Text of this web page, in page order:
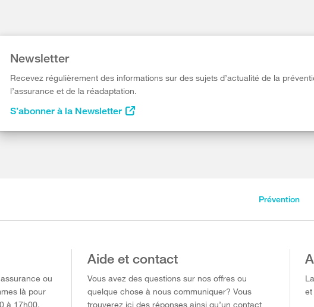
Newsletter
Recevez régulièrement des informations sur des sujets d’actualité de la
l’assurance et de la réadaptation.
S’abonner à la Newsletter
Prévention
ou
là pour
à 17h00.
Aide et contact
Vous avez des questions sur nos offres ou
quelque chose à nous communiquer? Vous
trouverez ici des réponses ainsi qu’un contact
et